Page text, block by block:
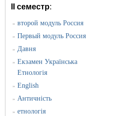
II семестр:
» второй модуль Россия
» Первый модуль Россия
» Давня
» Екзамен Українська
Етнологія
» English
» Античність
» етнологія